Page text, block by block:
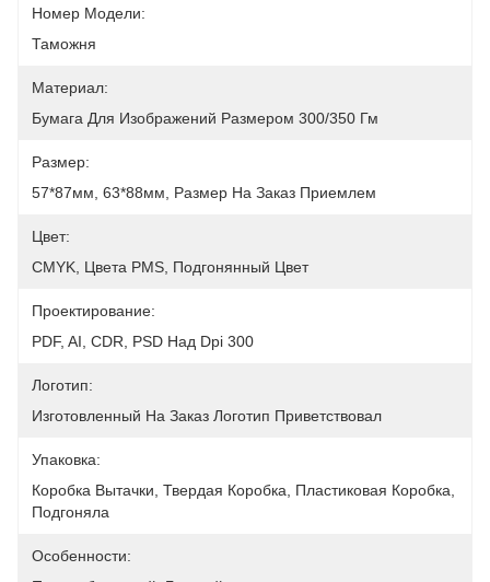
Номер Модели:
Таможня
Материал:
Бумага Для Изображений Размером 300/350 Гм
Размер:
57*87мм, 63*88мм, Размер На Заказ Приемлем
Цвет:
CMYK, Цвета PMS, Подгонянный Цвет
Проектирование:
PDF, AI, CDR, PSD Над Dpi 300
Логотип:
Изготовленный На Заказ Логотип Приветствовал
Упаковка:
Коробка Вытачки, Твердая Коробка, Пластиковая Коробка,
Подгоняла
Особенности: